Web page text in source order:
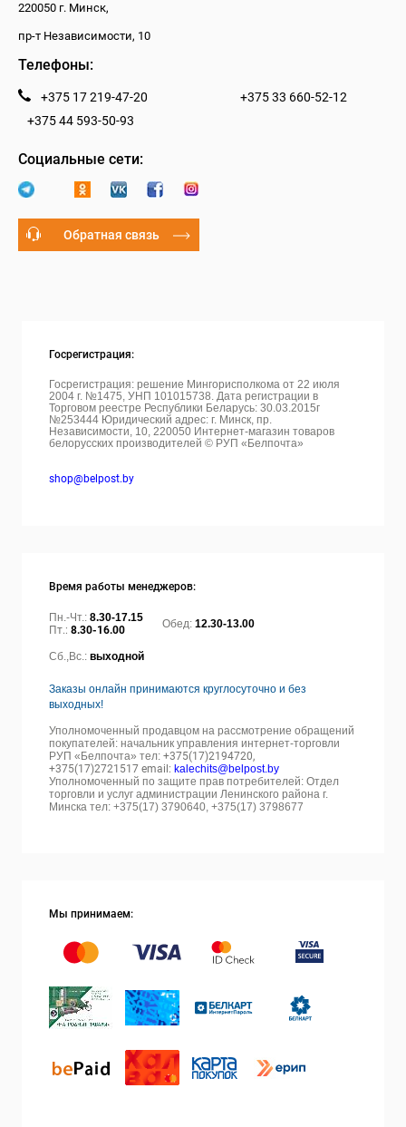
220050 г. Минск,
пр-т Независимости, 10
Телефоны:
+375 17 219-47-20
+375 33 660-52-12
+375 44 593-50-93
Социальные сети:
Обратная связь
Госрегистрация:
Госрегистрация: решение Мингорисполкома от 22 июля
2004 г. №1475, УНП 101015738. Дата регистрации в
Торговом реестре Республики Беларусь: 30.03.2015г
№253444 Юридический адрес: г. Минск, пр.
Независимости, 10, 220050 Интернет-магазин товаров
белорусских производителей © РУП «Белпочта»
shop@belpost.by
Время работы менеджеров:
Пн.-Чт.: 8.30-17.15
Пт.: 8.30-16.00 Обед: 12.30-13.00
Сб.,Вс.: выходной
Заказы онлайн принимаются круглосуточно и без
выходных!
Уполномоченный продавцом на рассмотрение обращений
покупателей: начальник управления интернет-торговли
РУП «Белпочта» тел: +375(17)2194720,
+375(17)2721517 email: kalechits@belpost.by
Уполномоченный по защите прав потребителей: Отдел
торговли и услуг администрации Ленинского района г.
Минска тел: +375(17) 3790640, +375(17) 3798677
Мы принимаем: